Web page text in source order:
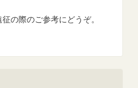
の際のご参考にどうぞ。